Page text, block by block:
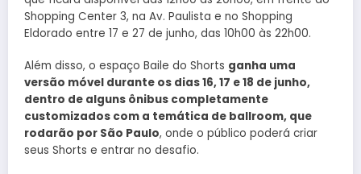
Shopping Center 3, na Av. Paulista e no Shopping
Eldorado entre 17 e 27 de junho, das 10h00 às 22h00.
Além disso, o espaço Baile do Shorts ganha uma
versão móvel durante os dias 16, 17 e 18 de junho,
dentro de alguns ônibus completamente
customizados com a temática de ballroom, que
rodarão por São Paulo, onde o público poderá criar
seus Shorts e entrar no desafio.